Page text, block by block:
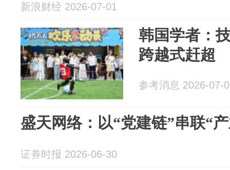
新浪财经 2026-07-01
韩国学者：
跨越式赶超
参考消息 2026-07-
盛天网络：以“党建链”串联“
证券时报 2026-06-30